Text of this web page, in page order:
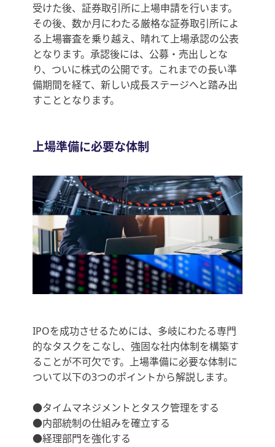
受けた後、証券取引所に上場申請を行います。
その後、数か月にわたる厳格な証券取引所によ
る上場審査を乗り越え、晴れて上場承認の公表
となります。承認後には、公募・売出しとな
り、ついに株式の公開です。これまでの長い準
備期間を経て、新しい成長ステージへと踏み出
すこととなります。
上場準備に必要な体制
IPOを成功させるためには、多岐にわたる専門
的なタスクをこなし、強固な社内体制を構築す
ることが不可欠です。上場準備に必要な体制に
ついて以下の3つのポイントから解説します。
●タイムマネジメントとタスク管理をする
●内部統制の仕組みを確立する
●経理部門を強化する